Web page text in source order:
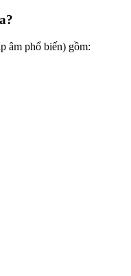
âm phổ biến) gồm: